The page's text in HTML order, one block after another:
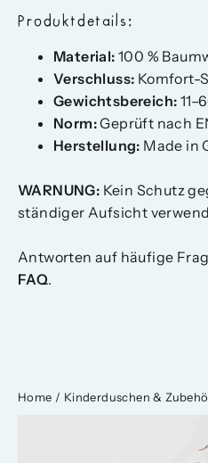
Produktdetails:
Material: 100 %
Verschluss: Komfort-
Gewichtsbereich:
Norm:Geprüft nach
Herstellung: Made in
WARNUNG: Kein Schutz
ständiger Aufsicht
Antworten auf häufige
FAQ.
Home / Kinderduschen &